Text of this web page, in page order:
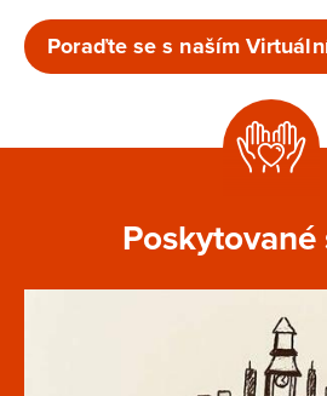
Poraďte se s naším
Poskytované